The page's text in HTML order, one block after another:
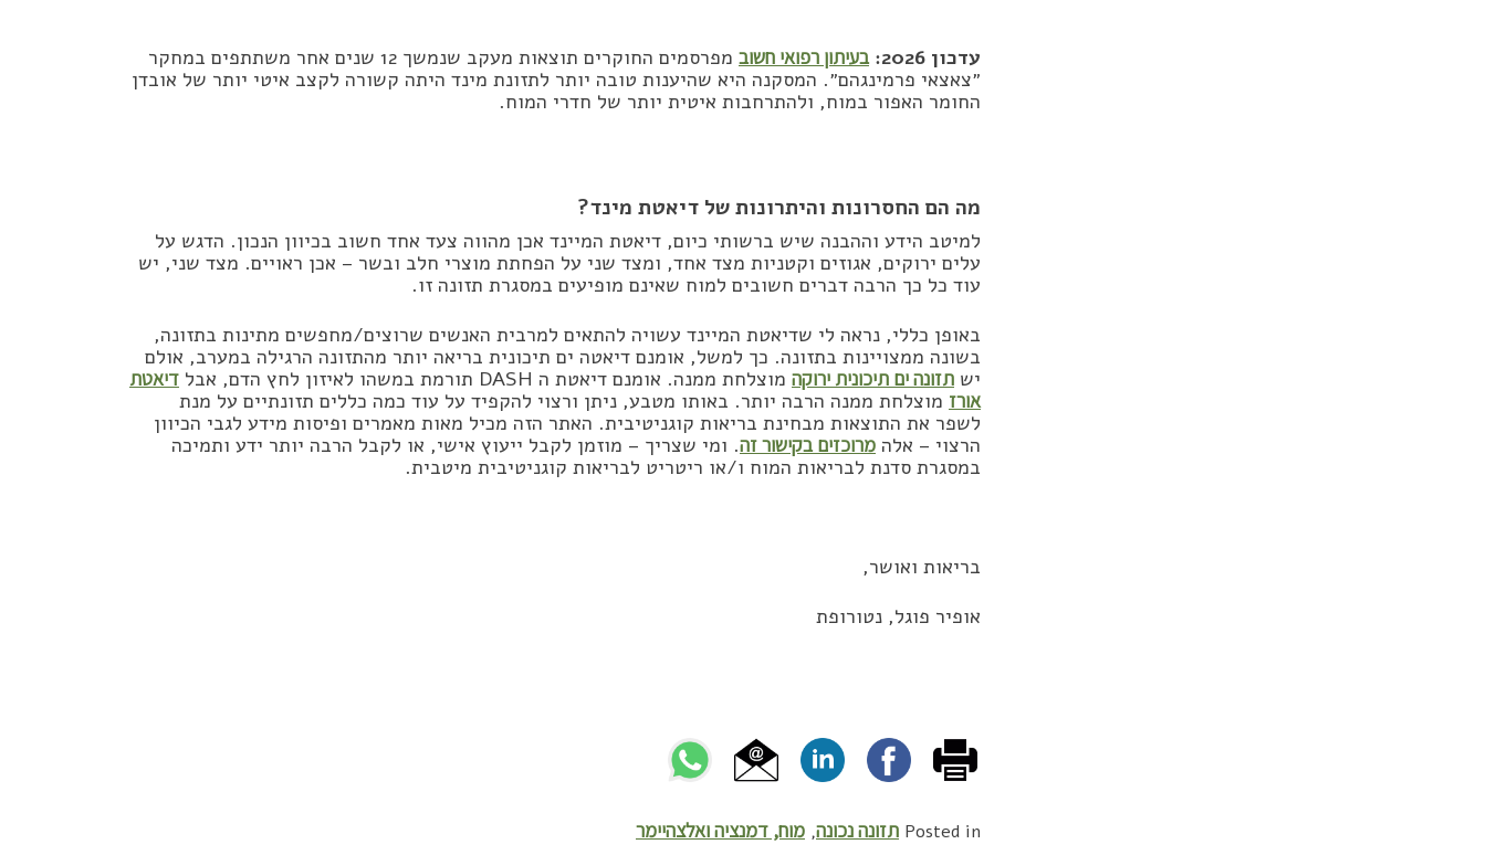
עדכון 2026: בעיתון רפואי חשוב
מפרסמים החוקרים תוצאות מעקב שנמשך 12 שנים אחר משתתפים במחקר
״צאצאי פרמינגהם״. המסקנה היא שהיענות טובה יותר לתזונת מינד היתה קשורה לקצב איטי יותר של אובדן
החומר האפור במוח, ולהתרחבות איטית יותר של חדרי המוח.
מה הם החסרונות והיתרונות של דיאטת מינד?
למיטב הידע וההבנה שיש ברשותי כיום, דיאטת המיינד אכן מהווה צעד אחד חשוב בכיוון הנכון. הדגש על
עלים ירוקים, אגוזים וקטניות מצד אחד, ומצד שני על הפחתת מוצרי חלב ובשר – אכן ראויים. מצד שני, יש
עוד כל כך הרבה דברים חשובים למוח שאינם מופיעים במסגרת תזונה זו.
באופן כללי, נראה לי שדיאטת המיינד עשויה להתאים למרבית האנשים שרוצים/מחפשים מתינות בתזונה,
בשונה ממצויינות בתזונה. כך למשל, אומנם דיאטה ים תיכונית בריאה יותר מהתזונה הרגילה במערב, אולם
יש תזונה ים תיכונית ירוקה מוצלחת ממנה. אומנם דיאטת ה DASH תורמת במשהו לאיזון לחץ הדם, אבל
דיאטת
אורז מוצלחת ממנה הרבה יותר. באותו מטבע, ניתן ורצוי להקפיד על עוד כמה כללים תזונתיים על מנת
לשפר את התוצאות מבחינת בריאות קוגניטיבית. האתר הזה מכיל מאות מאמרים ופיסות מידע לגבי הכיוון
הרצוי – אלה מרוכזים בקישור זה. ומי שצריך – מוזמן לקבל ייעוץ אישי, או לקבל הרבה יותר ידע ותמיכה
במסגרת סדנת לבריאות המוח ו/או ריטריט לבריאות קוגניטיבית מיטבית.
בריאות ואושר,
אופיר פוגל, נטורופת
Posted in תזונה נכונה, מוח, דמנציה ואלצהיימר